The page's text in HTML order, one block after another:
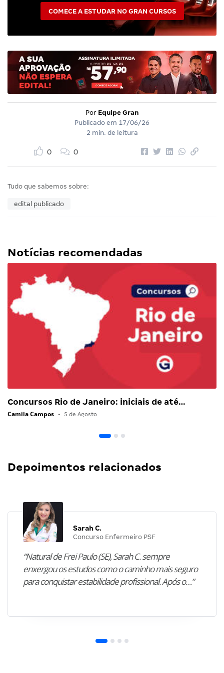
COMECE A ESTUDAR NO GRAN CURSOS
Por Equipe Gran
Publicado em 17/06/26
2 min. de leitura
0 0
Tudo que sabemos sobre:
edital publicado
Notícias recomendadas
Concursos Rio de Janeiro: iniciais de até…
Camila Campos • 5 de Agosto
Depoimentos relacionados
Sarah C.
Concurso Enfermeiro PSF
“Natural de Frei Paulo (SE), Sarah C. sempre
enxergou os estudos como o caminho mais seguro
para conquistar estabilidade profissional. Após o…”